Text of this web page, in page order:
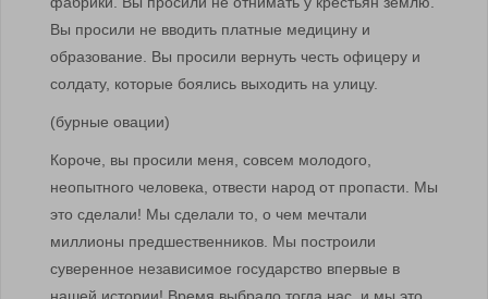
Вы просили не вводить платные медицину и
образование. Вы просили вернуть честь офицеру и
солдату, которые боялись выходить на улицу.
(бурные овации)
Короче, вы просили меня, совсем молодого,
неопытного человека, отвести народ от пропасти. Мы
это сделали! Мы сделали то, о чем мечтали
миллионы предшественников. Мы построили
суверенное независимое государство впервые в
нашей истории! Время выбрало тогда нас, и мы это